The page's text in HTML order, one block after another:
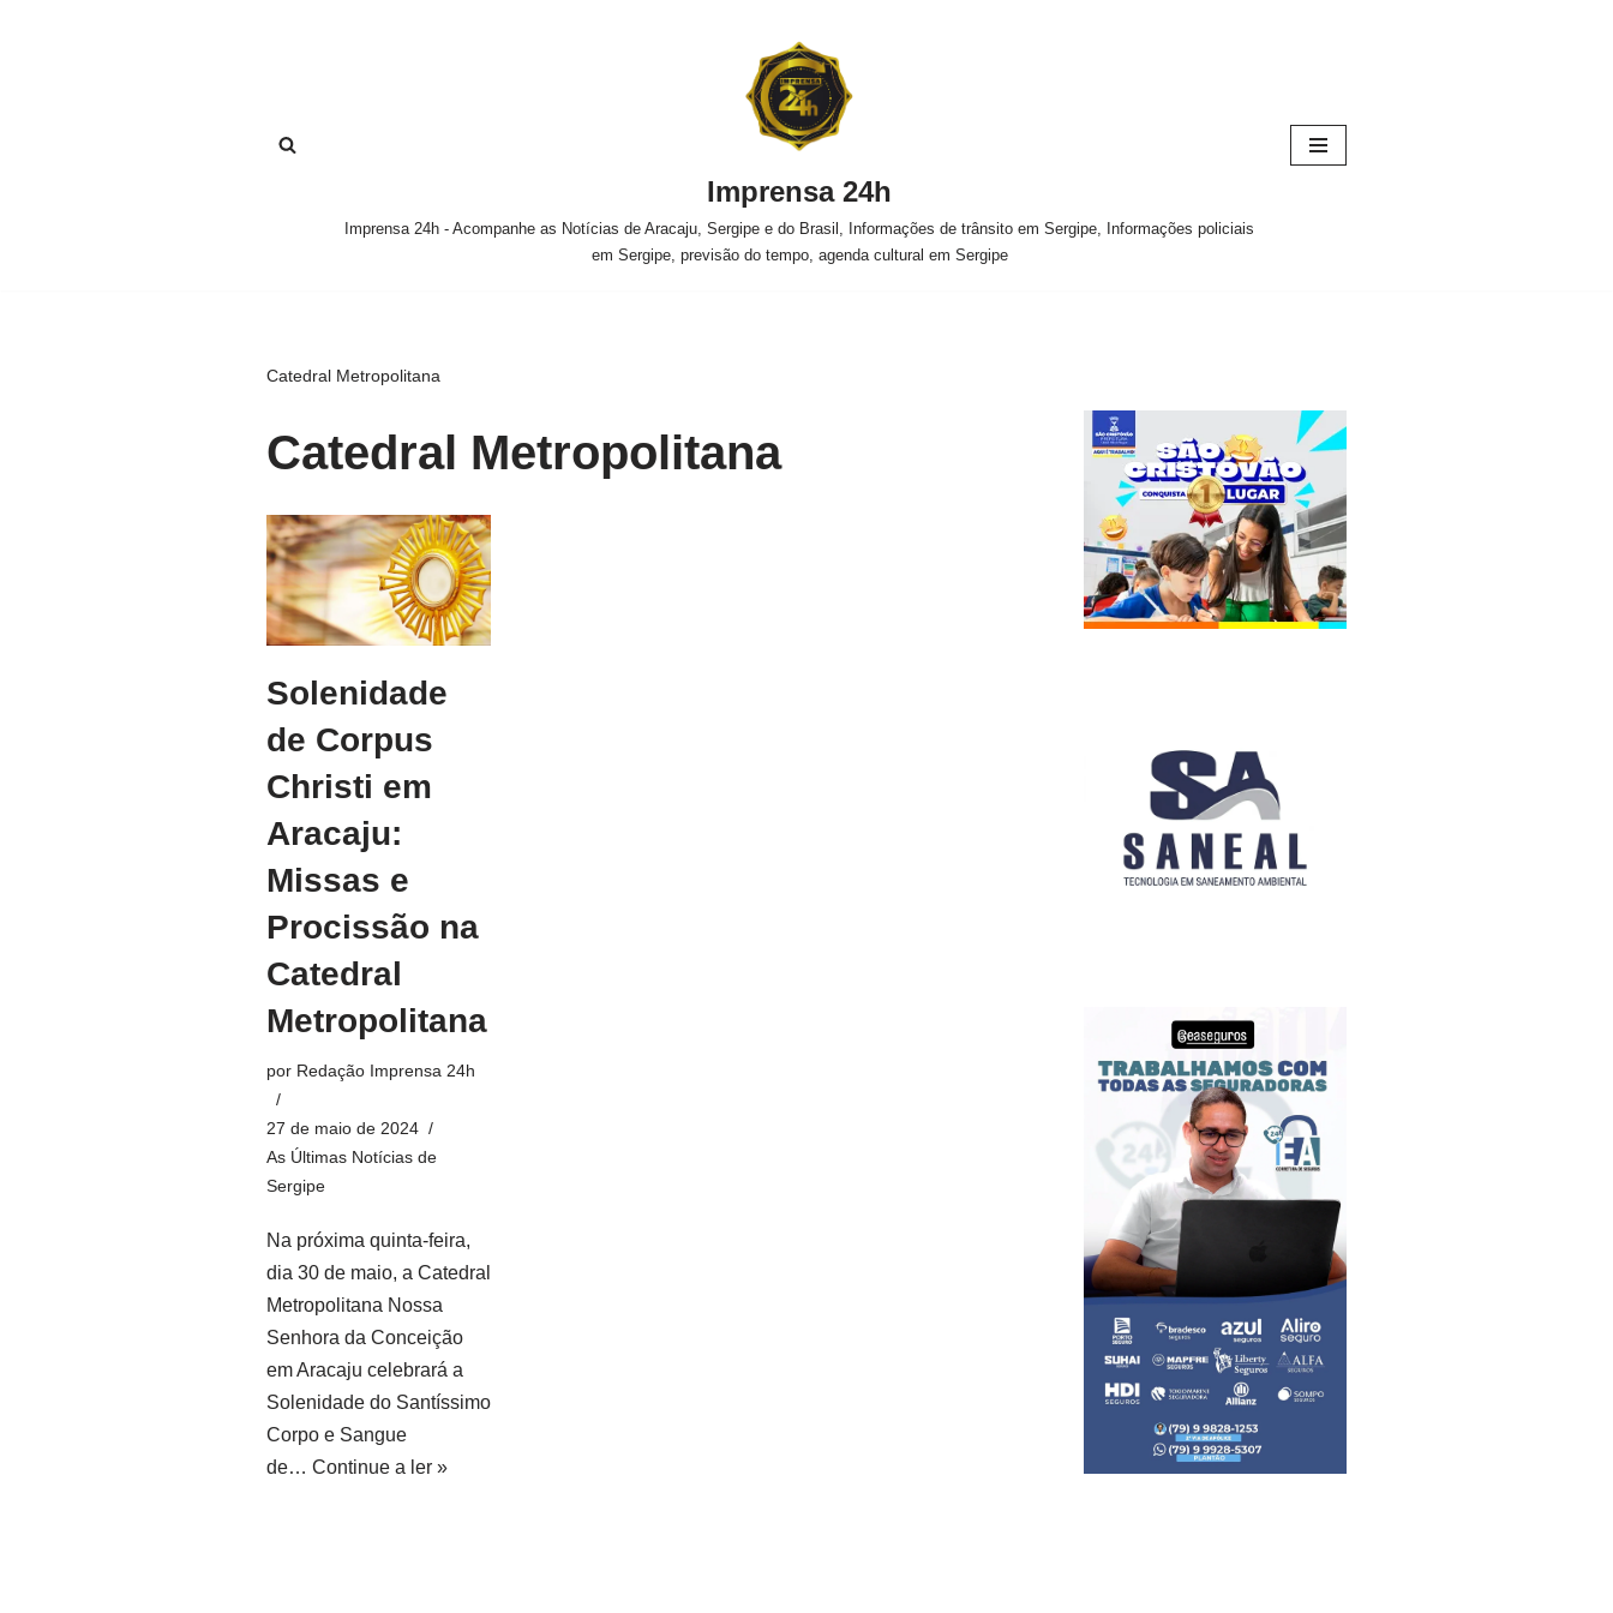
Imprensa 24h
Imprensa 24h - Acompanhe as Notícias de Aracaju, Sergipe e do Brasil, Informações de trânsito em Sergipe, Informações policiais
em Sergipe, previsão do tempo, agenda cultural em Sergipe
Catedral Metropolitana
Catedral Metropolitana
Solenidade
de Corpus
Christi em
Aracaju:
Missas e
Procissão na
Catedral
Metropolitana
por Redação Imprensa 24h
27 de maio de 2024
As Últimas Notícias de
Sergipe
Na próxima quinta-feira,
dia 30 de maio, a Catedral
Metropolitana Nossa
Senhora da Conceição
em Aracaju celebrará a
Solenidade do Santíssimo
Corpo e Sangue
de… Continue a ler »